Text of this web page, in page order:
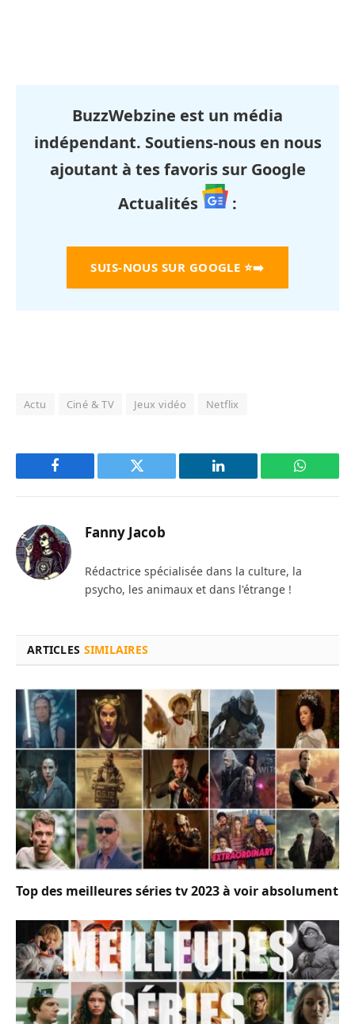
BuzzWebzine est un média
indépendant. Soutiens-nous en nous
ajoutant à tes favoris sur Google
Actualités
:
SUIS-NOUS SUR GOOGLE ⭐➡️
Actu Ciné & TV Jeux vidéo Netflix
Facebook Twitter LinkedIn
Fanny Jacob
Rédactrice spécialisée dans la culture, la
psycho, les animaux et dans l'étrange !
ARTICLES SIMILAIRES
Top des meilleures séries tv 2023 à voir absolument